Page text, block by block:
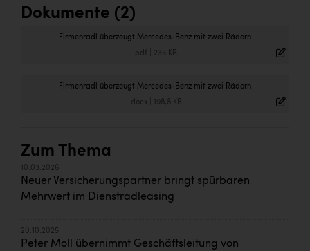
Dokumente (2)
Firmenradl überzeugt Mercedes-Benz mit zwei Rädern
.pdf 235 KB
Firmenradl überzeugt Mercedes-Benz mit zwei Rädern
.docx| 198,8 KB
Zum Thema
10.03.2026
Neuer Versicherungspartner bringt spürbaren
Mehrwert im Dienstradleasing
20.10.2025
Peter Moll übernimmt Geschäftsleitung von